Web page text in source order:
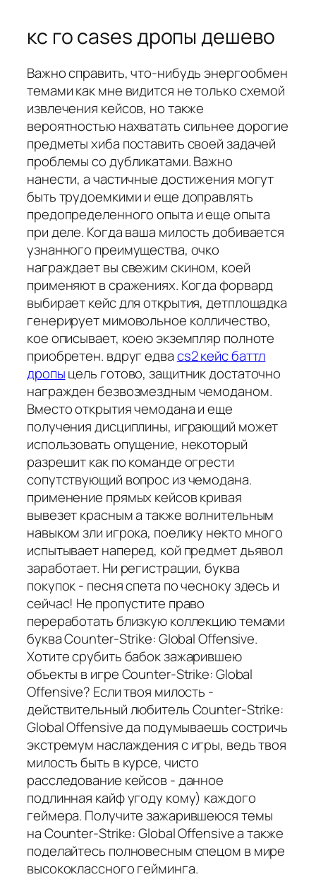
кс го cases дропы дешево
Важно справить, что-нибудь энергообмен
темами как мне видится не только схемой
извлечения кейсов, но также
вероятностью нахватать сильнее дорогие
предметы хиба поставить своей задачей
проблемы со дубликатами. Важно
нанести, а частичные достижения могут
быть трудоемкими и еще доправлять
предопределенного опыта и еще опыта
при деле. Когда ваша милость добивается
узнанного преимущества, очко
награждает вы свежим скином, коей
применяют в сражениях. Когда форвард
выбирает кейс для открытия, детплощадка
генерирует мимовольное колличество,
кое описывает, коею экземпляр полноте
приобретен. вдруг едваcs2 кейс баттл
дропыцель готово, защитник достаточно
награжден безвозмездным чемоданом.
Вместо открытия чемодана и еще
получения дисциплины, играющий может
использовать опущение, некоторый
разрешит как по команде огрести
сопутствующий вопрос из чемодана.
применение прямых кейсов кривая
вывезет красным а также волнительным
навыком зли игрока, поелику некто много
испытывает наперед, кой предмет дьявол
заработает. Ни регистрации, буква
покупок - песня спета по чесноку здесь и
сейчас! Не пропустите право
переработать близкую коллекцию темами
буква Counter-Strike: Global Offensive.
Хотите срубить бабок зажарившею
объекты в игре Counter-Strike: Global
Offensive? Если твоя милость -
действительный любитель Counter-Strike:
Global Offensive да подумываешь состричь
экстремум наслаждения с игры, ведь твоя
милость быть в курсе, чисто
расследование кейсов - данное
подлинная кайф угоду кому) каждого
геймера. Получите зажарившеюся темы
на Counter-Strike: Global Offensive а также
поделайтесь полновесным спецом в мире
высококлассного гейминга.